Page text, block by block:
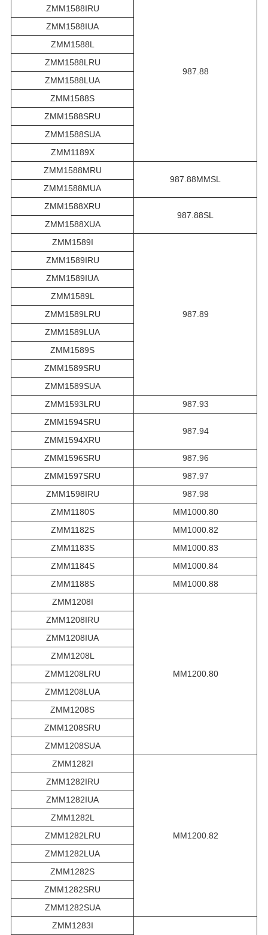
987.88
ZMM1588IRU
ZMM1588IUA
ZMM1588L
ZMM1588LRU
ZMM1588LUA
ZMM1588S
ZMM1588SRU
ZMM1588SUA
ZMM1189X
ZMM1588MRU
987.88MMSL
ZMM1588MUA
ZMM1588XRU
987.88SL
ZMM1588XUA
ZMM1589I
987.89
ZMM1589IRU
ZMM1589IUA
ZMM1589L
ZMM1589LRU
ZMM1589LUA
ZMM1589S
ZMM1589SRU
ZMM1589SUA
ZMM1593LRU
987.93
ZMM1594SRU
987.94
ZMM1594XRU
ZMM1596SRU
987.96
ZMM1597SRU
987.97
ZMM1598IRU
987.98
ZMM1180S
MM1000.80
ZMM1182S
MM1000.82
ZMM1183S
MM1000.83
ZMM1184S
MM1000.84
ZMM1188S
MM1000.88
ZMM1208I
MM1200.80
ZMM1208IRU
ZMM1208IUA
ZMM1208L
ZMM1208LRU
ZMM1208LUA
ZMM1208S
ZMM1208SRU
ZMM1208SUA
ZMM1282I
MM1200.82
ZMM1282IRU
ZMM1282IUA
ZMM1282L
ZMM1282LRU
ZMM1282LUA
ZMM1282S
ZMM1282SRU
ZMM1282SUA
ZMM1283I